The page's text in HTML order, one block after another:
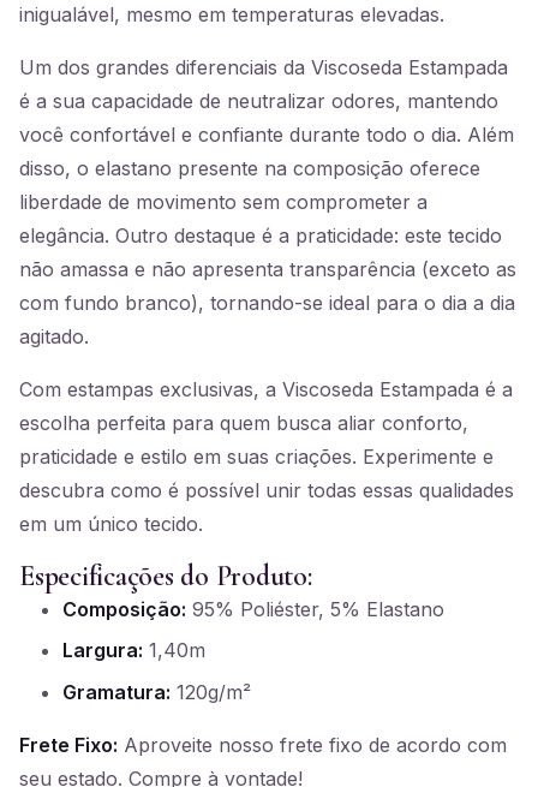
inigualável, mesmo em temperaturas elevadas.
Um dos grandes diferenciais da Viscoseda Estampada
é a sua capacidade de neutralizar odores, mantendo
você confortável e confiante durante todo o dia. Além
disso, o elastano presente na composição oferece
liberdade de movimento sem comprometer a
elegância. Outro destaque é a praticidade: este tecido
não amassa e não apresenta transparência (exceto as
com fundo branco), tornando-se ideal para o dia a dia
agitado.
Com estampas exclusivas, a Viscoseda Estampada é a
escolha perfeita para quem busca aliar conforto,
praticidade e estilo em suas criações. Experimente e
descubra como é possível unir todas essas qualidades
em um único tecido.
Especificações do Produto:
Composição: 95% Poliéster, 5% Elastano
Largura: 1,40m
Gramatura: 120g/m²
Frete Fixo: Aproveite nosso frete fixo de acordo com
seu estado. Compre à vontade!